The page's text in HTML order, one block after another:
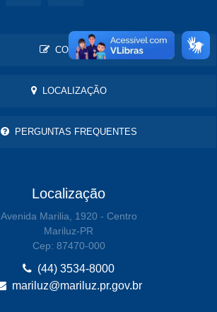
CONTATO
LOCALIZAÇÃO
PERGUNTAS FREQUENTES
Localização
Avenida Marilia, 1920 - Centro
Mariluz-PR
Cep: 87470-000
(44) 3534-8000
mariluz@mariluz.pr.gov.br